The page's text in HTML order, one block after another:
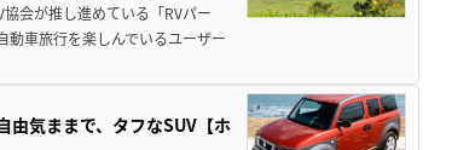
会が推し進めている「RVパー
動車旅行を楽しんでいるユーザー
由気ままで、タフなSUV【ホ